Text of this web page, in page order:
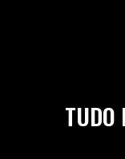
TUDO